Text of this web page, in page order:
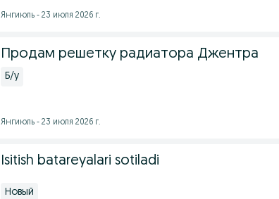
Янгиюль - 23 июля 2026 г.
Продам решетку радиатора Джентра
Б/у
Янгиюль - 23 июля 2026 г.
Isitish batareyalari sotiladi
Новый